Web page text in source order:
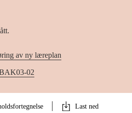
av ny læreplan
02
Last ned